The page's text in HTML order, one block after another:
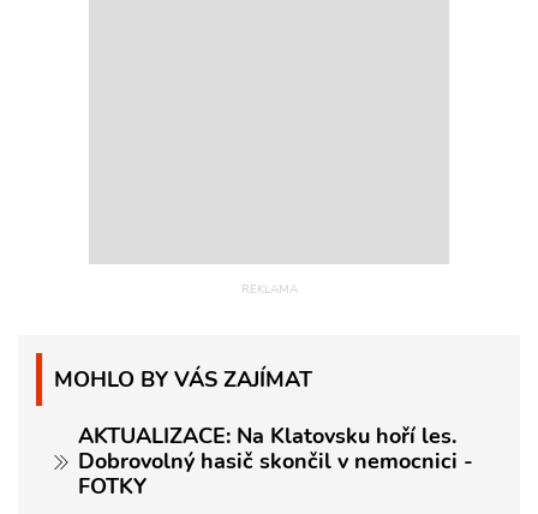
MOHLO BY VÁS ZAJÍMAT
AKTUALIZACE: Na Klatovsku hoří les.
Dobrovolný hasič skončil v nemocnici -
FOTKY